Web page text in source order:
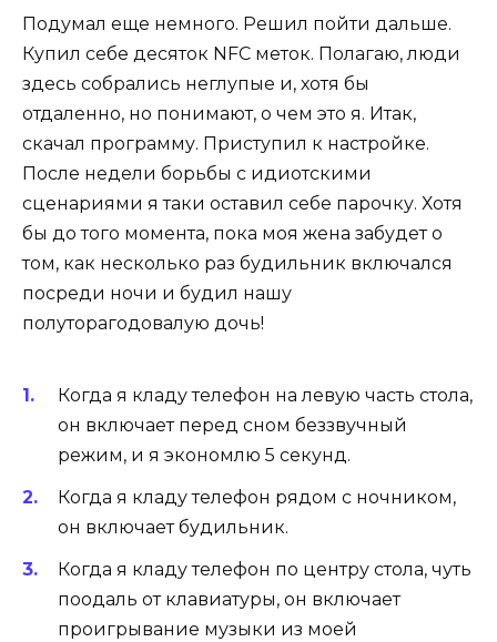
Подумал еще немного. Решил пойти дальше.
Купил себе десяток NFC меток. Полагаю, люди
здесь собрались неглупые и, хотя бы
отдаленно, но понимают, о чем это я. Итак,
скачал программу. Приступил к настройке.
После недели борьбы с идиотскими
сценариями я таки оставил себе парочку. Хотя
бы до того момента, пока моя жена забудет о
том, как несколько раз будильник включался
посреди ночи и будил нашу
полуторагодовалую дочь!
Когда я кладу телефон на левую часть стола,
он включает перед сном беззвучный
режим, и я экономлю 5 секунд.
Когда я кладу телефон рядом с ночником,
он включает будильник.
Когда я кладу телефон по центру стола, чуть
поодаль от клавиатуры, он включает
проигрывание музыки из моей